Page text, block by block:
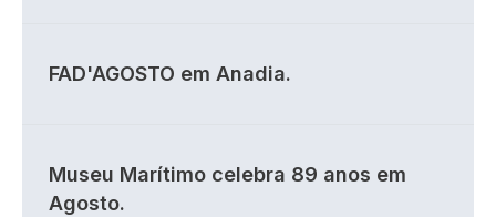
FAD'AGOSTO em Anadia.
Museu Marítimo celebra 89 anos em
Agosto.